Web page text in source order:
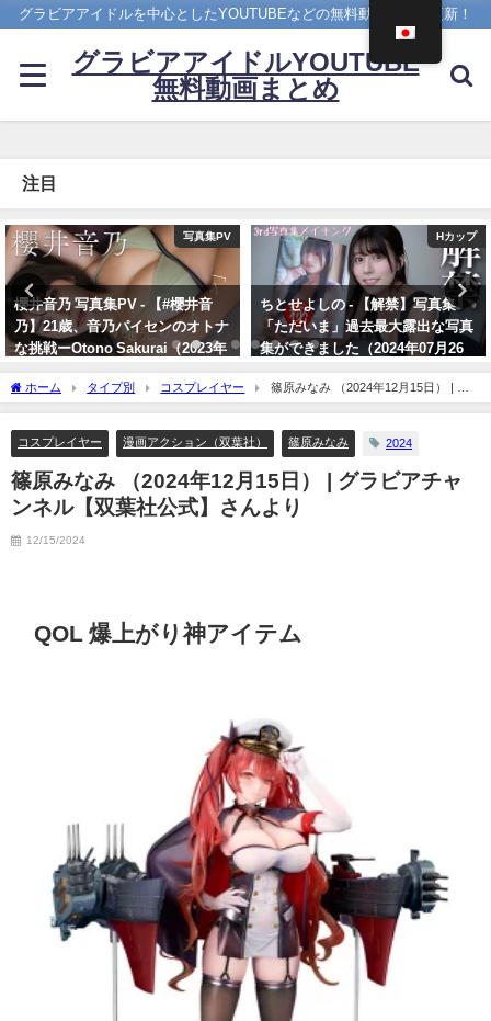
グラビアアイドルを中心としたYOUTUBEなどの無料動画を日々更新！
グラビアアイドルYOUTUBE
無料動画まとめ
注目
Hカップ
ちとせよしの - 【解禁】写真集
「ただいま」過去最大露出な写真
集ができました（2024年07月26
日） | よしのんチャンネルさんよ
り
ヤンジャン
雪平莉左 -【4Kムービーグラビ
ア】２週連続表紙！令和最高の美
ボディ・雪平莉左ちゃんが"微笑
みの国"タイで魅せる女神の微笑
み！カラフルでビビッドな水着撮
影に最高画質で没入密着！【メイ
キング】（2023年07月06日） | ヤ
ンジャンTV【集英社ヤングジャ
ンプ公式】さんより
07/06/2023
ホーム タイプ別 コスプレイヤー
篠原みなみ （2024年12月15日） | グ
ラビアチャンネル【双葉社公式】さんより
コスプレイヤー 漫画アクション（双葉社） 篠原みなみ 2024
篠原みなみ （2024年12月15日） | グラビアチャ
ンネル【双葉社公式】さんより
12/15/2024
QOL 爆上がり神アイテム